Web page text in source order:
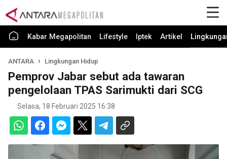
Kabar Megapolitan Lifestyle Iptek Artikel
ANTARA Lingkungan Hidup
Pemprov Jabar sebut ada tawaran
pengelolaan TPAS Sarimukti dari SCG
Selasa, 18 Februari 2025 16:38